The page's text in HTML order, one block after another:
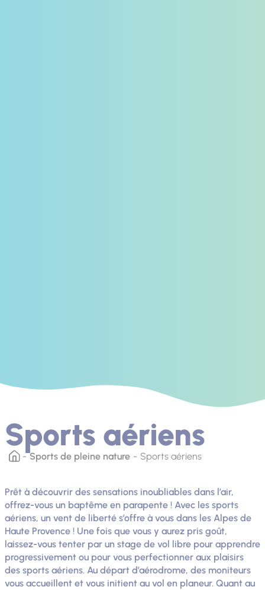
Sports aériens
Sports de pleine nature Sports aériens
Prêt à découvrir des sensations inoubliables dans l’air,
offrez-vous un baptême en parapente ! Avec les sports
aériens, un vent de liberté s’offre à vous dans les Alpes de
Haute Provence ! Une fois que vous y aurez pris goût,
laissez-vous tenter par un stage de vol libre pour apprendre
progressivement ou pour vous perfectionner aux plaisirs
des sports aériens. Au départ d’aérodrome, des moniteurs
vous accueillent et vous initient au vol en planeur. Quant au